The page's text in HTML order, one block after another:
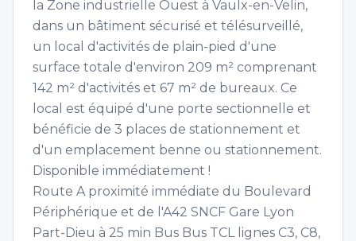
la Zone industrielle Ouest à Vaulx-en-Velin,
dans un bâtiment sécurisé et télésurveillé,
un local d'activités de plain-pied d'une
surface totale d'environ 209 m² comprenant
142 m² d'activités et 67 m² de bureaux. Ce
local est équipé d'une porte sectionnelle et
bénéficie de 3 places de stationnement et
d'un emplacement benne ou stationnement.
Disponible immédiatement !
Route A proximité immédiate du Boulevard
Périphérique et de l'A42 SNCF Gare Lyon
Part-Dieu à 25 min Bus Bus TCL lignes C3, C8,